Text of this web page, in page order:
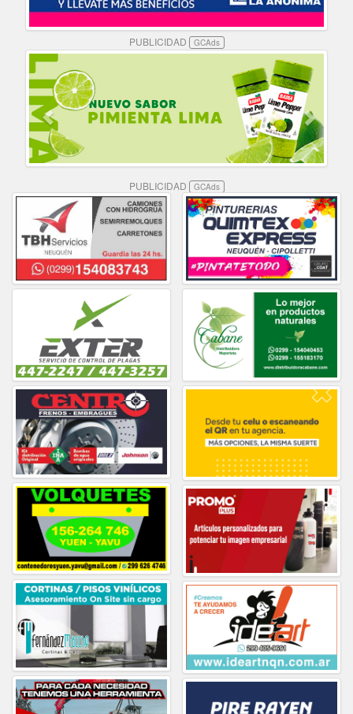
PUBLICIDAD GCAds
PUBLICIDAD GCAds